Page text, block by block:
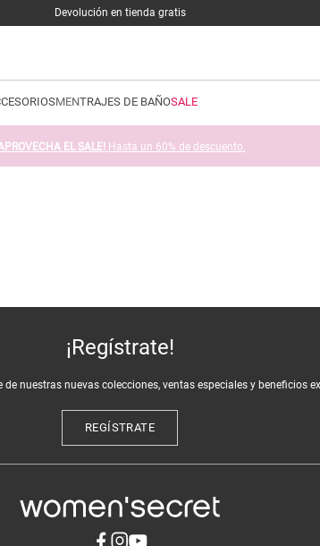
Devolución en tienda gratis
MENTRAJES DE BAÑOSALE
EL SALE! Hasta un 60% de descuento.
¡Regístrate!
de nuestras nuevas colecciones, ventas especiales y beneficios
REGÍSTRATE